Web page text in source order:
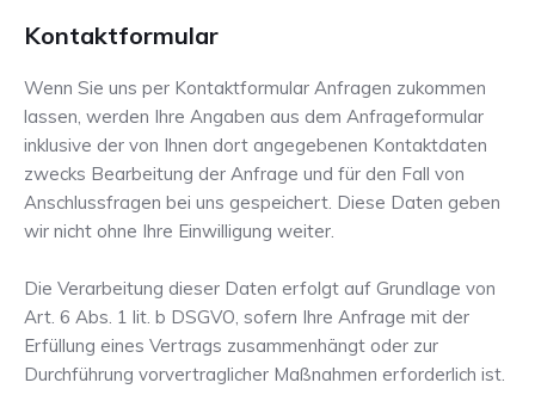
Kontaktformular
Wenn Sie uns per Kontaktformular Anfragen zukommen
lassen, werden Ihre Angaben aus dem Anfrageformular
inklusive der von Ihnen dort angegebenen Kontaktdaten
zwecks Bearbeitung der Anfrage und für den Fall von
Anschlussfragen bei uns gespeichert. Diese Daten geben
wir nicht ohne Ihre Einwilligung weiter.
Die Verarbeitung dieser Daten erfolgt auf Grundlage von
Art. 6 Abs. 1 lit. b DSGVO, sofern Ihre Anfrage mit der
Erfüllung eines Vertrags zusammenhängt oder zur
Durchführung vorvertraglicher Maßnahmen erforderlich ist.